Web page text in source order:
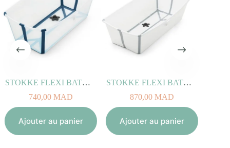
STOKKE FLEXI BATH Transparent Bleu
740,00MAD
Ajouter au panier
STOKKE FLEXI BATH X-LARGE Blanc
870,00MAD
Ajouter au panier